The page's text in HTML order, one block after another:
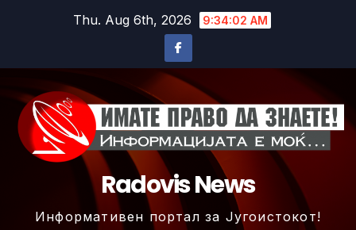
Thu. Aug 6th, 2026 9:34:04 AM
Radovis News
Информативен портал за Југоистокот!